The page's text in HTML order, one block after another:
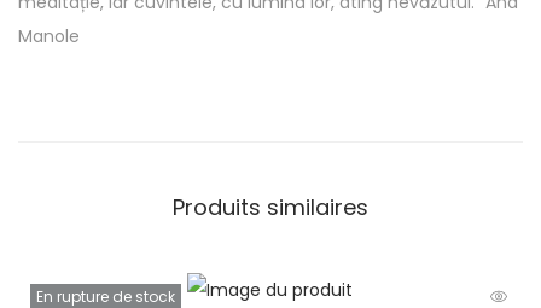
Manole
Produits similaires
En rupture de stock